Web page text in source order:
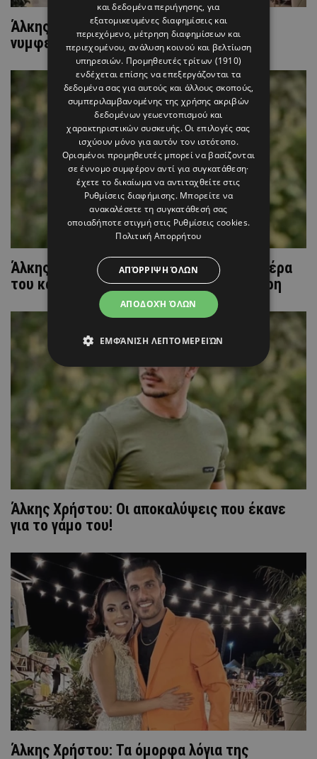
Άλκης Χρήστου: Αποκαλύπτει πότε θα
νυμφευθεί!
Άλκης Χρήστου: Μας ''συστήνει'' τον πατέρα
του και η ομοιότητά τους είναι ολοφάνερη
Άλκης Χρήστου: Οι αποκαλύψεις που έκανε
για το γάμο του!
Άλκης Χρήστου: Τα όμορφα λόγια της
και δεδομένα περιήγησης, για
εξατομικευμένες διαφημίσεις και
περιεχόμενο, μέτρηση διαφημίσεων και
περιεχομένου, ανάλυση κοινού και βελτίωση
υπηρεσιών. Προμηθευτές τρίτων (1910)
ενδέχεται επίσης να επεξεργάζονται τα
δεδομένα σας για αυτούς και άλλους σκοπούς,
συμπεριλαμβανομένης της χρήσης ακριβών
δεδομένων γεωεντοπισμού και
χαρακτηριστικών συσκευής. Οι επιλογές σας
ισχύουν μόνο για αυτόν τον ιστότοπο.
Ορισμένοι προμηθευτές μπορεί να βασίζονται
σε έννομο συμφέρον αντί για συγκατάθεση·
έχετε το δικαίωμα να αντιταχθείτε στις
Ρυθμίσεις διαφήμισης. Μπορείτε να
ανακαλέσετε τη συγκατάθεσή σας
οποιαδήποτε στιγμή στις Ρυθμίσεις cookies.
Πολιτική Απορρήτου
ΑΠΟΔΟΧΉ ΌΛΩΝ
ΑΠΌΡΡΙΨΗ ΌΛΩΝ
ΕΜΦΆΝΙΣΗ ΛΕΠΤΟΜΕΡΕΙΏΝ